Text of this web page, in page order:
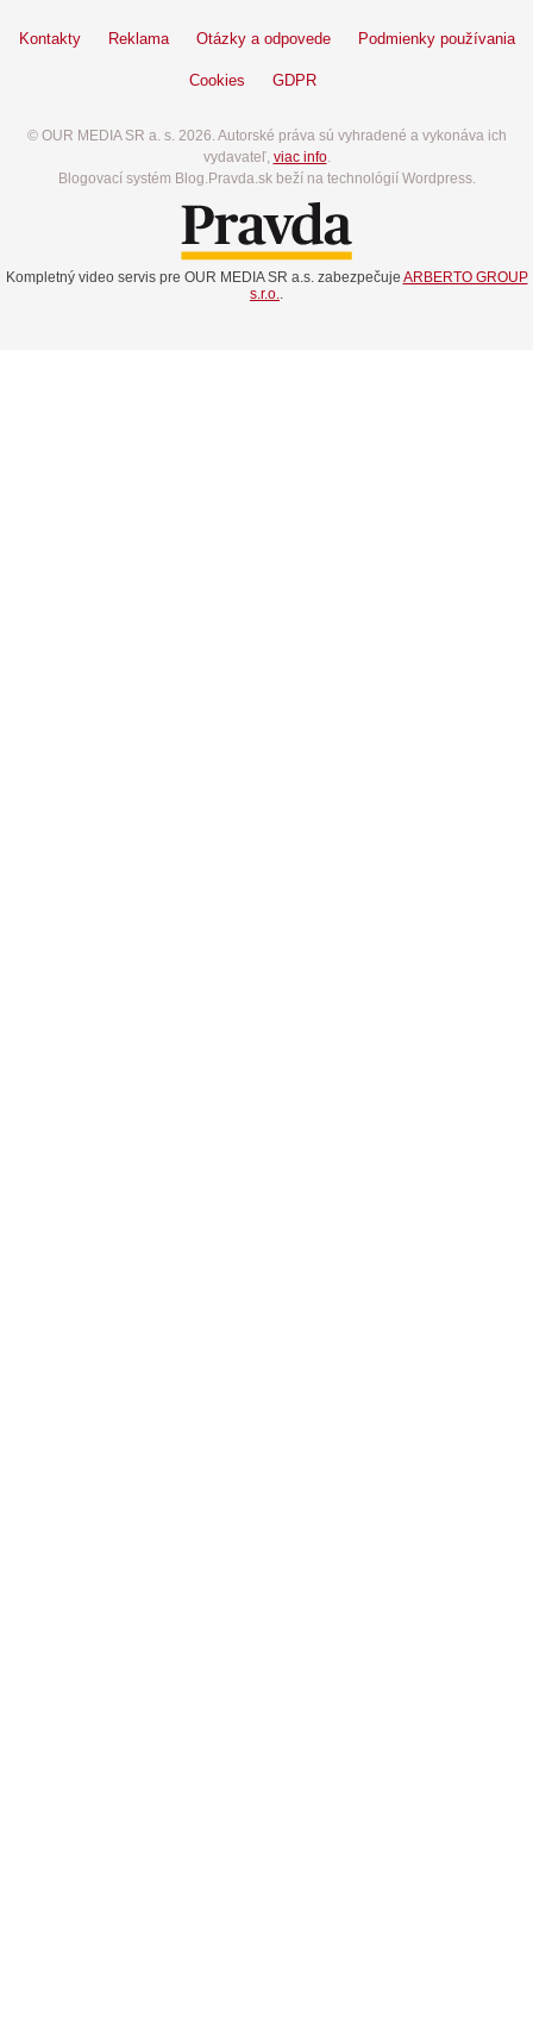
Kontakty Reklama Otázky a odpovede Podmienky používania
Cookies GDPR
© OUR MEDIA SR a. s. 2026. Autorské práva sú vyhradené a vykonáva ich
vydavateľ, viac info.
Blogovací systém Blog.Pravda.sk beží na technológií Wordpress.
Kompletný video servis pre OUR MEDIA SR a.s. zabezpečuje ARBERTO GROUP
s.r.o..